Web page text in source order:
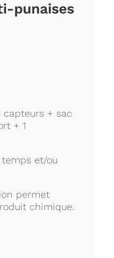
punaises
+ sac
+ 1
et/ou
permet
chimique.